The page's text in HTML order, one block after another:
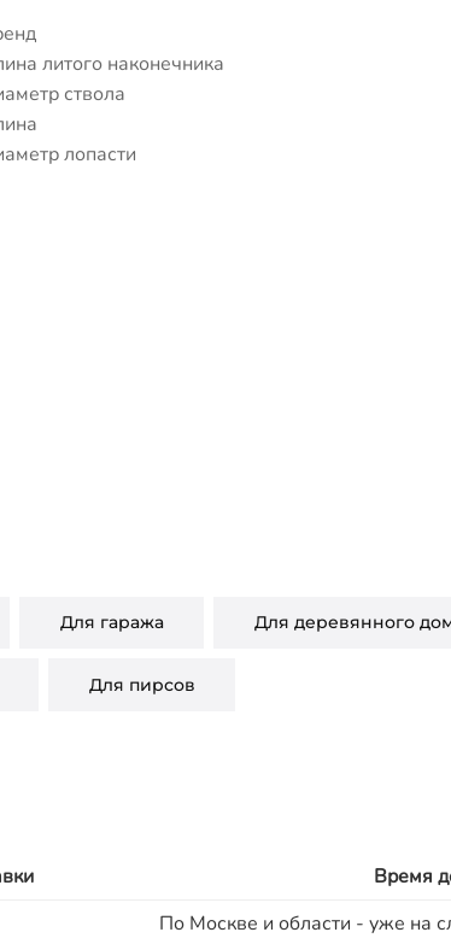
литого наконечника
ствола
лопасти
Для гаража Для деревянного
Для пирсов
Время
По Москве и области - уже на